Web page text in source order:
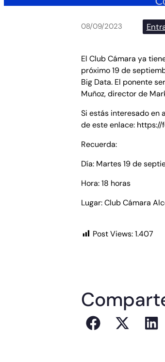
08/09/2023
El Club Cámara ya
próximo 19 de
Big Data. El ponente
Muñoz, director de
Si estás interesado en
de este enlace:
Recuerda:
Día: Martes 19 de
Hora: 18 horas
Lugar: Club Cámara
Post Views: 1.407